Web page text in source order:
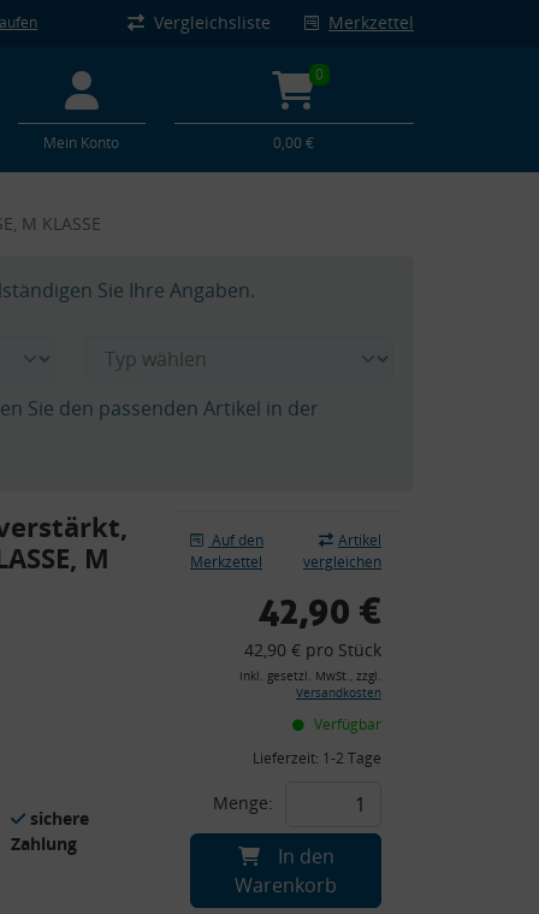
Vergleichsliste Merkzettel
Mein Konto
0
0,00 €
M KLASSE
Sie Ihre Angaben.
Sie den passenden Artikel in der
M
sichere
Zahlung
Auf den
Merkzettel
Artikel
vergleichen
42,90 €
42,90 € pro Stück
inkl. gesetzl. MwSt., zzgl.
Versandkosten
Verfügbar
Lieferzeit: 1-2 Tage
Menge:
In den
Warenkorb